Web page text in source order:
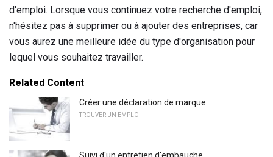
d'emploi. Lorsque vous continuez votre recherche d'emploi,
n'hésitez pas à supprimer ou à ajouter des entreprises, car
vous aurez une meilleure idée du type d'organisation pour
lequel vous souhaitez travailler.
Related Content
Créer une déclaration de marque
TROUVER UN EMPLOI